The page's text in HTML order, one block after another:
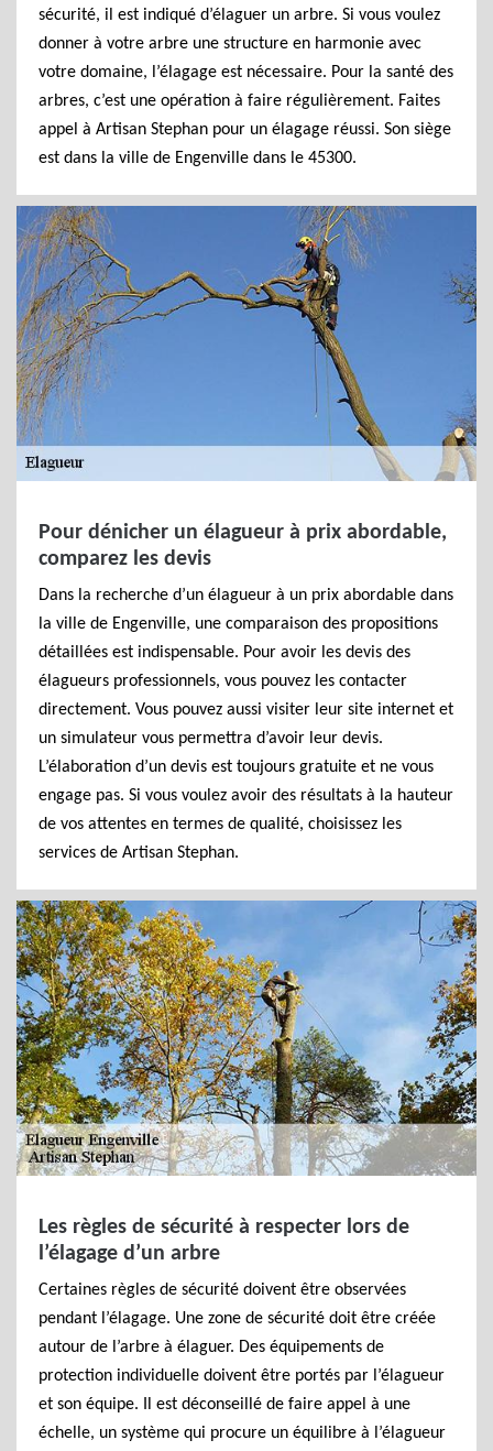
sécurité, il est indiqué d’élaguer un arbre. Si vous voulez
donner à votre arbre une structure en harmonie avec
votre domaine, l’élagage est nécessaire. Pour la santé des
arbres, c’est une opération à faire régulièrement. Faites
appel à Artisan Stephan pour un élagage réussi. Son siège
est dans la ville de Engenville dans le 45300.
Pour dénicher un élagueur à prix abordable,
comparez les devis
Dans la recherche d’un élagueur à un prix abordable dans
la ville de Engenville, une comparaison des propositions
détaillées est indispensable. Pour avoir les devis des
élagueurs professionnels, vous pouvez les contacter
directement. Vous pouvez aussi visiter leur site internet et
un simulateur vous permettra d’avoir leur devis.
L’élaboration d’un devis est toujours gratuite et ne vous
engage pas. Si vous voulez avoir des résultats à la hauteur
de vos attentes en termes de qualité, choisissez les
services de Artisan Stephan.
Les règles de sécurité à respecter lors de
l’élagage d’un arbre
Certaines règles de sécurité doivent être observées
pendant l’élagage. Une zone de sécurité doit être créée
autour de l’arbre à élaguer. Des équipements de
protection individuelle doivent être portés par l’élagueur
et son équipe. Il est déconseillé de faire appel à une
échelle, un système qui procure un équilibre à l’élagueur